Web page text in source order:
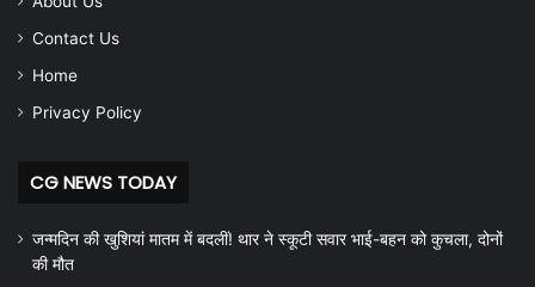
Contact Us
Home
Privacy Policy
CG NEWS TODAY
जन्मदिन की खुशियां मातम में बदलीं! थार ने स्कूटी सवार भाई-बहन को कुचला, दोनों
की मौत